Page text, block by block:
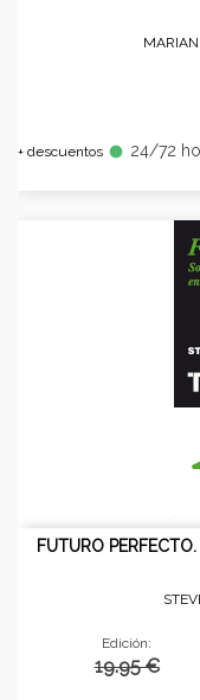
+ descuentos fiber_manual_record 24/72
FUTURO
Edición:
19.95 €